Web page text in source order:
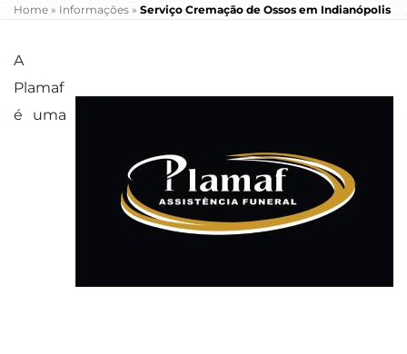
Home » Informações » Serviço Cremação de Ossos em Indianópolis
A
Plamaf
é uma